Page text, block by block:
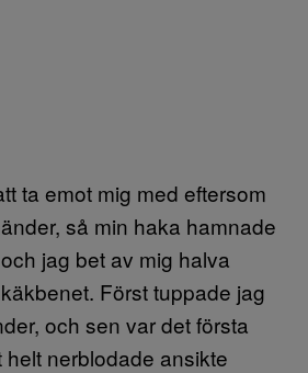
ta emot mig med eftersom
så min haka hamnade
jag bet av mig halva
Först tuppade jag
och sen var det första
helt nerblodade ansikte